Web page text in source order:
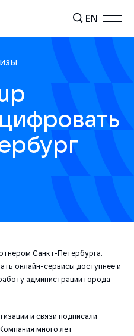
EN
Санкт-Петербурга.
онлайн-сервисы доступнее и
администрации города –
и связи подписали
много лет